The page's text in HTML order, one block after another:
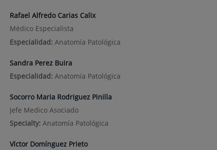
Rafael Alfredo Carias Calix
Médico Especialista
Especialidad: Anatomía Patológica
Sandra Perez Buira
Especialidad: Anatomía Patológica
Socorro Maria Rodriguez Pinilla
Jefe Medico Asociado
Specialty: Anatomía Patológica
Víctor Domínguez Prieto